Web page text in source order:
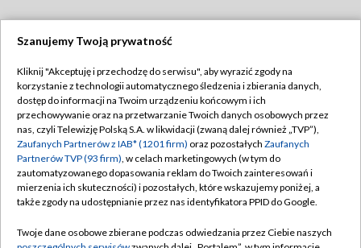
TVP
Abonament TVP
Emisja w TVP
Centrum informacji TVP
Naziemna Telewizja Cyfrowa
Rada Programowa
Regulamin TVP
Polityka prywatności
Moje zgody
Pomoc
Szanujemy Twoją prywatność
Kliknij "Akceptuję i przechodzę do serwisu", aby wyrazić zgody na
korzystanie z technologii automatycznego śledzenia i zbierania danych,
dostęp do informacji na Twoim urządzeniu końcowym i ich
przechowywanie oraz na przetwarzanie Twoich danych osobowych przez
nas, czyli Telewizję Polską S.A. w likwidacji (zwaną dalej również „TVP”),
Zaufanych Partnerów z IAB* (1201 firm) oraz pozostałych Zaufanych
Partnerów TVP (93 firm), w celach marketingowych (w tym do
zautomatyzowanego dopasowania reklam do Twoich zainteresowań i
mierzenia ich skuteczności) i pozostałych, które wskazujemy poniżej, a
także zgody na udostępnianie przez nas identyfikatora PPID do Google.
Twoje dane osobowe zbierane podczas odwiedzania przez Ciebie naszych